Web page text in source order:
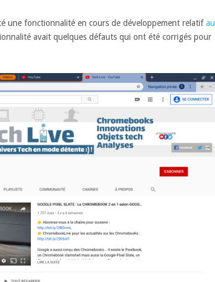
une fonctionnalité en cours de développement relatifau
avait quelques défauts qui ont été corrigés pour